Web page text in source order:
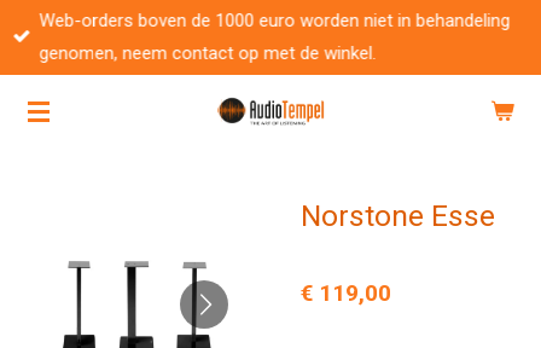
Ga
direct
de
Web-orders boven de 1000 euro worden niet in behandeling
genomen, neem contact op met de winkel.
Norstone Esse
€ 119,00